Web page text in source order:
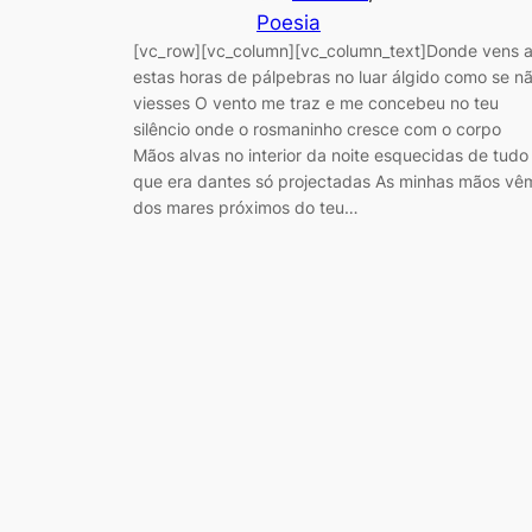
Poesia
[vc_row][vc_column][vc_column_text]Donde vens a
estas horas de pálpebras no luar álgido como se
viesses O vento me traz e me concebeu no teu
silêncio onde o rosmaninho cresce com o corpo
Mãos alvas no interior da noite esquecidas de tudo
que era dantes só projectadas As minhas mãos
dos mares próximos do teu…